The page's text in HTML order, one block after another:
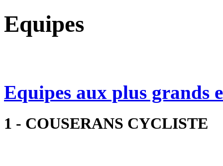
Equipes
Equipes aux plus grands
1 - COUSERANS CYCLISTE